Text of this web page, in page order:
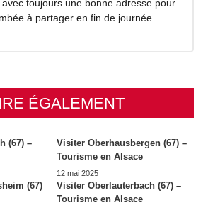
avec toujours une bonne adresse pour
à partager en fin de journée.
ÉGALEMENT
(67) –
Visiter Oberhausbergen (67) –
Tourisme en Alsace
12 mai 2025
(67)
Visiter Oberlauterbach (67) –
Tourisme en Alsace